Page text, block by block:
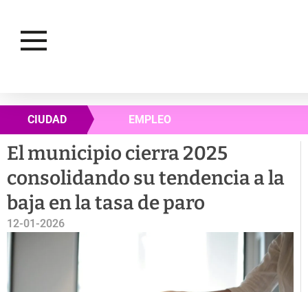
CIUDAD EMPLEO
El municipio cierra 2025
consolidando su tendencia a la
baja en la tasa de paro
12-01-2026